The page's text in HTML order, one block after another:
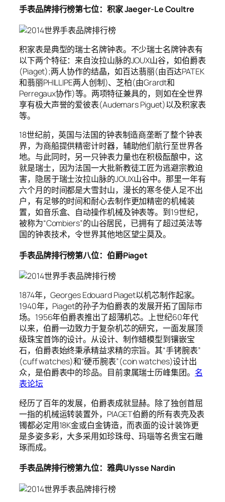
手表品牌排行榜第七位：积家 Jaeger-Le Coultre
积家表是典型的瑞士名牌钟表。不少瑞士名牌钟表有
以下两个特征：来自汝拉山脉的JOUX山谷，如伯爵表
(Piaget);两人协作的结晶，如百达翡丽(由百达PATEK
和翡丽PHILLIPE两人创制)、芝柏(由Grardt和
Perregaux协作)等。两项特征兼具的，则如在全世界
享有极大声誉的爱彼表(Audemars Piguet)以及积家表
等。
18世纪前，英国与法国的钟表制造商垄断了整个钟表
界，为商船提供精密计时器，辅助他们航行至世界各
地。与此同时，另一只钟表力量也在积极酝酿中，这
就是瑞士，因为法国一大批新教徒工匠为逃避宗教迫
害，隐居于瑞士汝拉山脉的JOUX山谷中。那里一年有
六个月的时间都是大雪封山，漫长的寒冬使人足不出
户，有足够的时间和耐心去制作更加精密的机械装
置，如音乐盒、自动操作机械及钟表等。到19世纪，
被称为“Combiers”的山谷居民，已拥有了超过英法等
国的钟表技术，令世界其他地区望尘莫及。
手表品牌排行榜第八位：伯爵Piaget
1874年，Georges Edouard Piaget以机芯制作起家。
1940年，Piaget的孙子为伯爵表的发展开拓了国际市
场。1956年伯爵表推出了超薄机芯。上世纪60年代
以来，伯爵一边致力于复杂机芯的研究，一面发展顶
级珠宝首饰的设计。从设计、制作蜡模型到镶嵌宝
石，伯爵表始终秉承精益求精的宗旨。其“手铐腕表”
(cuff watches)和“硬币腕表”(coin watches)设计出
众，是伯爵表中的珍品。目前隶属瑞士历峰集团。 名
表论坛
经历了百年的发展，伯爵表成就显赫。除了独创首屈
一指的机械运转装置外，PIAGET伯爵的所有表壳及表
镯都必定用18K金或白金铸造，而表面的设计装饰更
是多姿多彩，大多采用如珍珠母、玛瑙等名贵宝石雕
琢而成。
手表品牌排行榜第九位：雅典Ulysse Nardin